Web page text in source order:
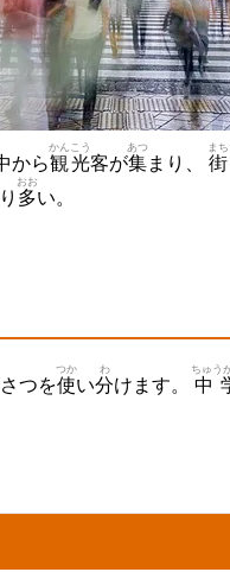
から観
かん
光
こう
客が集
あつ
まり、 街
まち
多
おお
い。
つを使
つか
い分
わ
けます。 中
ちゅう